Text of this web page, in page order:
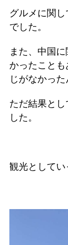
グルメに関
でした。
また、中国
かったこと
じがなかった
ただ結果と
した。
観光としてい